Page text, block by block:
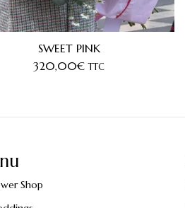
SWEET PINK
320,00€ TTC
Shop